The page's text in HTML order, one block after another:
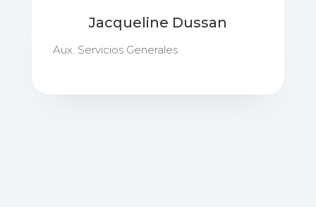
Jacqueline Dussan
Aux. Servicios Generales